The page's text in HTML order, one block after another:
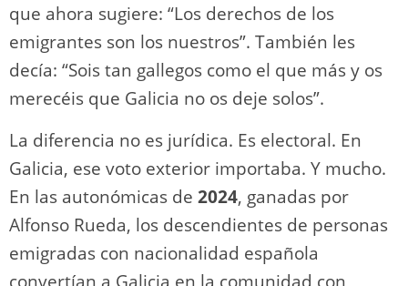
que ahora sugiere: “Los derechos de los
emigrantes son los nuestros”. También les
decía: “Sois tan gallegos como el que más y os
merecéis que Galicia no os deje solos”.
La diferencia no es jurídica. Es electoral. En
Galicia, ese voto exterior importaba. Y mucho.
En las autonómicas de 2024, ganadas por
Alfonso Rueda, los descendientes de personas
emigradas con nacionalidad española
convertían a Galicia en la comunidad con